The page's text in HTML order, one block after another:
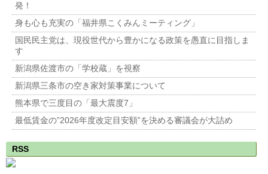
発！
身も心も充実の「福井県こくみんミーティング」
国民民主党は、現役世代から豊かになる政策を愚直に目指しま
す
新潟県佐渡市の「学校蔵」を視察
新潟県三条市の空き家対策事業について
熊本県で三度目の「最大震度7」
最低賃金の”2026年度改定目安額”を決める審議会が大詰め
RSS